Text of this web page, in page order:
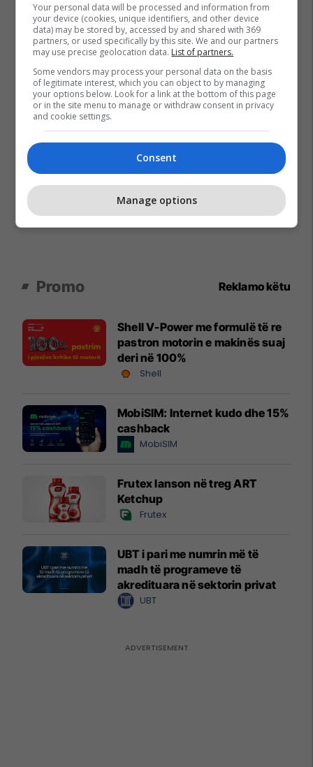
Promo Reklamo këtu
Shell V-Power me formulë të re
pastron motorin e makinës suaj
deri në 100%
Shell
MobiSIM: Internet kudo dhe 15%
cashback
MobiSIM
Frutex lanson në treg ART
Ketchup
Frutex
UBT i pari me numrin më të
madh të programeve të
akredituara në sektorin privat
UBT
Your personal data will be processed and information from
your device (cookies, unique identifiers, and other device
data) may be stored by, accessed by and shared with 369
partners, or used specifically by this site. We and our partners
may use precise geolocation data. List of partners.
Some vendors may process your personal data on the basis
of legitimate interest, which you can object to by managing
your options below. Look for a link at the bottom of this page
or in the site menu to manage or withdraw consent in privacy
and cookie settings.
Consent
Manage options